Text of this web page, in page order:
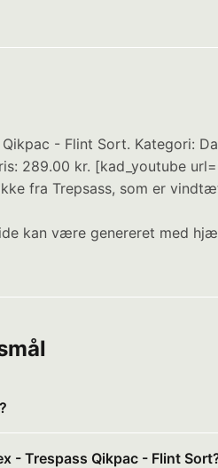
Qikpac - Flint Sort. Kategori:
289.00 kr. [kad_youtube
fra Trepsass, som er
kan være genereret med
- Trespass Qikpac - Flint